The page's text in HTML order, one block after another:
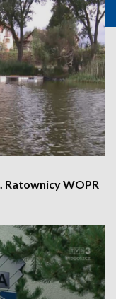
Ratownicy WOPR